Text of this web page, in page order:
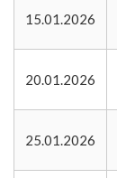
15.01.2026
20.01.2026
25.01.2026